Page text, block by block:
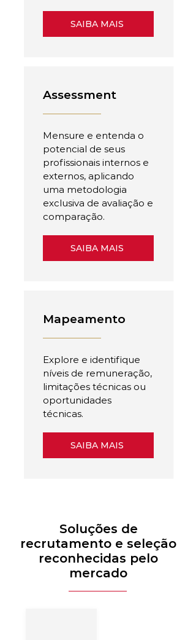
SAIBA MAIS
Assessment
Mensure e entenda o
potencial de seus
profissionais internos e
externos, aplicando
uma metodologia
exclusiva de avaliação e
comparação.
SAIBA MAIS
Mapeamento
Explore e identifique
níveis de remuneração,
limitações técnicas ou
oportunidades
técnicas.
SAIBA MAIS
Soluções de
recrutamento e seleção
reconhecidas pelo
mercado